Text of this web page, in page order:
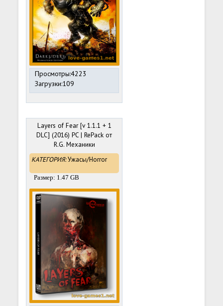
Просмотры:4223
Загрузки:109
Layers of Fear [v 1.1.1 + 1
DLC] (2016) PC | RePack от
R.G. Механики
КАТЕГОРИЯ:Ужасы/Horror
Размер: 1.47 GB